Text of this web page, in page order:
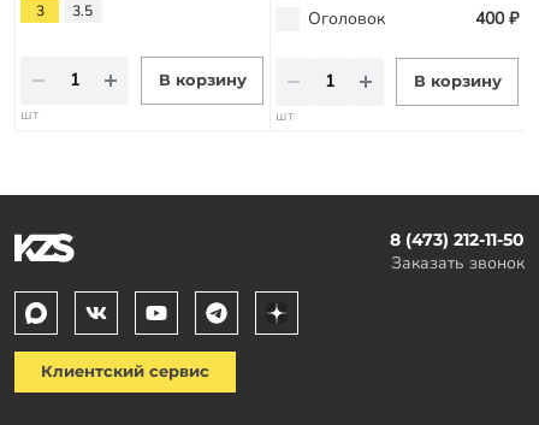
3 3.5
В корзину
шт
Оголовок
400 ₽
В корзину
шт
8 (473) 212-11-50
Заказать звонок
Клиентский сервис